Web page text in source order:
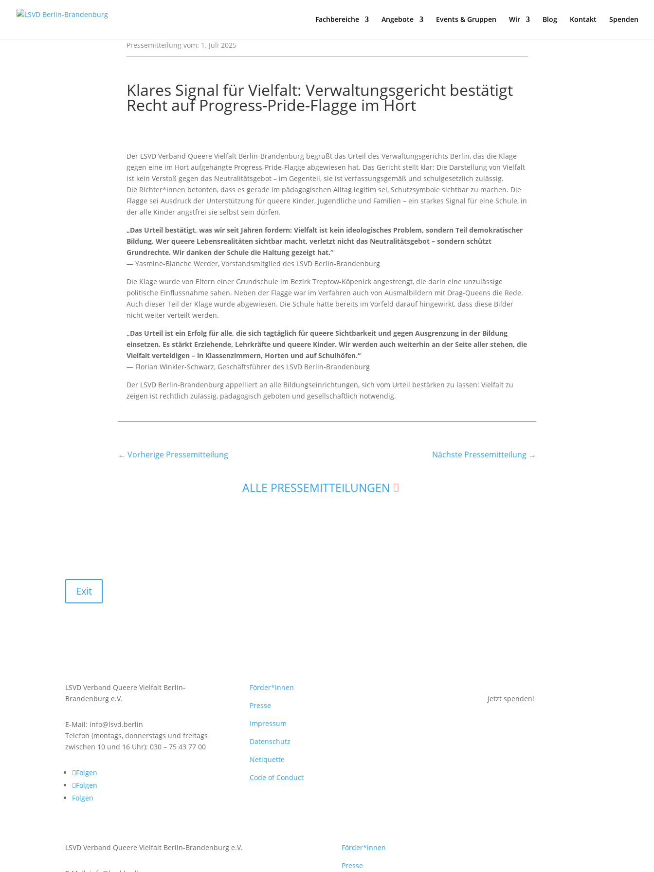
Fachbereiche Angebote Events & Gruppen Wir Blog Kontakt Spenden
Pressemitteilung vom: 1. Juli 2025
Klares Signal für Vielfalt: Verwaltungsgericht bestätigt
Recht auf Progress-Pride-Flagge im Hort
Der LSVD Verband Queere Vielfalt Berlin-Brandenburg begrüßt das Urteil des Verwaltungsgerichts Berlin, das die Klage
gegen eine im Hort aufgehängte Progress-Pride-Flagge abgewiesen hat. Das Gericht stellt klar: Die Darstellung von Vielfalt
ist kein Verstoß gegen das Neutralitätsgebot – im Gegenteil, sie ist verfassungsgemäß und schulgesetzlich zulässig.
Die Richter*innen betonten, dass es gerade im pädagogischen Alltag legitim sei, Schutzsymbole sichtbar zu machen. Die
Flagge sei Ausdruck der Unterstützung für queere Kinder, Jugendliche und Familien – ein starkes Signal für eine Schule, in
der alle Kinder angstfrei sie selbst sein dürfen.
„Das Urteil bestätigt, was wir seit Jahren fordern: Vielfalt ist kein ideologisches Problem, sondern Teil demokratischer
Bildung. Wer queere Lebensrealitäten sichtbar macht, verletzt nicht das Neutralitätsgebot – sondern schützt
Grundrechte. Wir danken der Schule die Haltung gezeigt hat.“
— Yasmine-Blanche Werder, Vorstandsmitglied des LSVD Berlin-Brandenburg
Die Klage wurde von Eltern einer Grundschule im Bezirk Treptow-Köpenick angestrengt, die darin eine unzulässige
politische Einflussnahme sahen. Neben der Flagge war im Verfahren auch von Ausmalbildern mit Drag-Queens die Rede.
Auch dieser Teil der Klage wurde abgewiesen. Die Schule hatte bereits im Vorfeld darauf hingewirkt, dass diese Bilder
nicht weiter verteilt werden.
„Das Urteil ist ein Erfolg für alle, die sich tagtäglich für queere Sichtbarkeit und gegen Ausgrenzung in der Bildung
einsetzen. Es stärkt Erziehende, Lehrkräfte und queere Kinder. Wir werden auch weiterhin an der Seite aller stehen, die
Vielfalt verteidigen – in Klassenzimmern, Horten und auf Schulhöfen.“
— Florian Winkler-Schwarz, Geschäftsführer des LSVD Berlin-Brandenburg
Der LSVD Berlin-Brandenburg appelliert an alle Bildungseinrichtungen, sich vom Urteil bestärken zu lassen: Vielfalt zu
zeigen ist rechtlich zulässig, pädagogisch geboten und gesellschaftlich notwendig.
← Vorherige Pressemitteilung Nächste Pressemitteilung →
ALLE PRESSEMITTEILUNGEN
Exit
LSVD Verband Queere Vielfalt Berlin-
Brandenburg e.V.
E-Mail: info@lsvd.berlin
Telefon (montags, donnerstags und freitags
zwischen 10 und 16 Uhr): 030 – 75 43 77 00
Folgen
Folgen
Folgen
Förder*innen
Presse
Impressum
Datenschutz
Netiquette
Code of Conduct
Jetzt spenden!
LSVD Verband Queere Vielfalt Berlin-Brandenburg e.V.
Förder*innen
Presse